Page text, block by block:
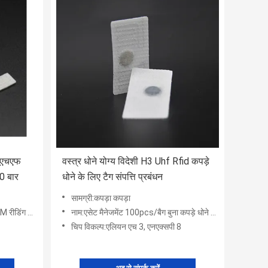
बार
80 बार
वस्त्र धोने योग्य विदेशी H3 Uhf Rfid कपड़े
धोने के लिए टैग संपत्ति प्रबंधन
सामग्री:कपड़ा कपड़ा
नाम:एसेट मैनेजमेंट 100pcs/बैग बुना कपड़े धोने के आरएफआईडी टैग
चिप विकल्प:एलियन एच 3, एनएक्सपी 8